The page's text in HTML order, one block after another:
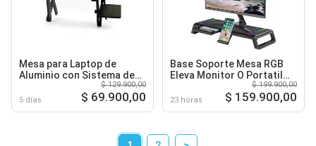
Mesa para Laptop de
Aluminio con Sistema de
Ventiladores Integrados y
Bloqueo Automático
5 días
$ 129.900,00
$ 69.900,00
Base Soporte Mesa RGB
Eleva Monitor O Portatil
23 horas
$ 199.900,00
$ 159.900,00